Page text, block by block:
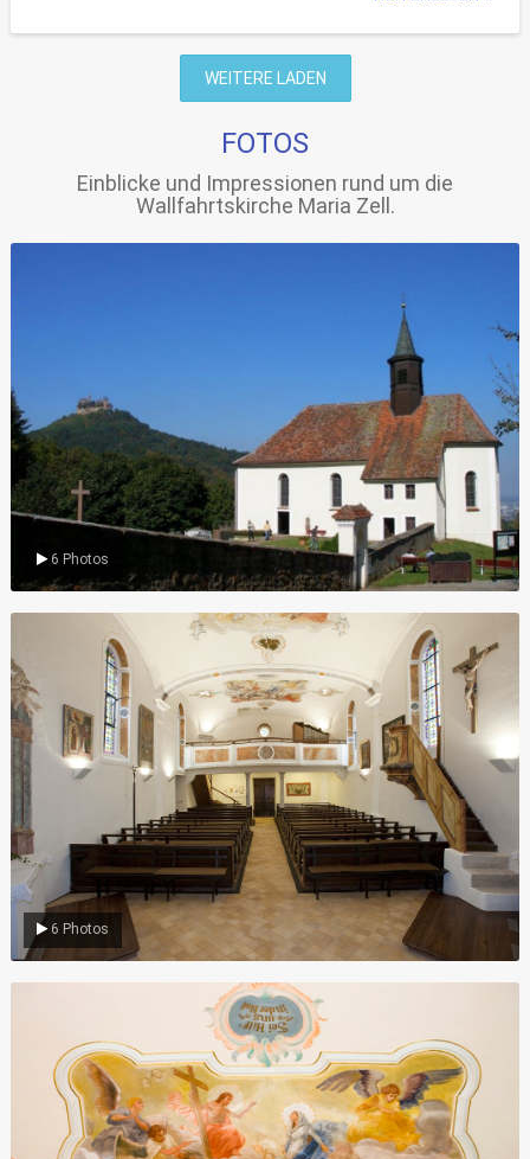
WEITERE LADEN
FOTOS
Einblicke und Impressionen rund um die
Wallfahrtskirche Maria Zell.
6 Photos
6 Photos
Innenansichten